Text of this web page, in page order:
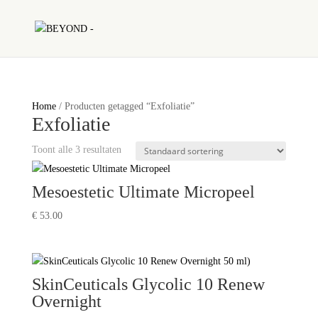
Home/ Producten getagged “Exfoliatie”
Exfoliatie
Toont alle 3 resultaten
Mesoestetic Ultimate Micropeel
€53.00
SkinCeuticals Glycolic 10 Renew
Overnight